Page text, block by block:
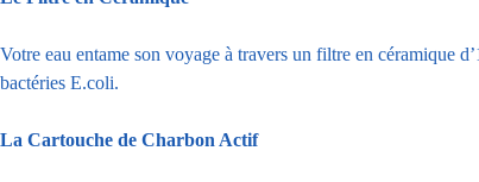
Votre eau entame son voyage à travers un filtre en céramique
bactéries E.coli.
La Cartouche de Charbon Actif